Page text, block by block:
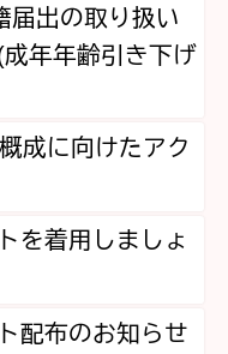
届出の取り扱い
年年齢引き下げ
成に向けたアク
を着用しましょ
配布のお知らせ